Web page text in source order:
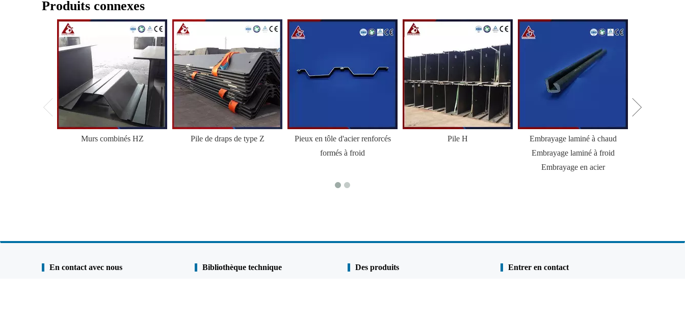
Produits connexes
Murs combinés HZ Pile de draps de type Z
Pieux en tôle d'acier renforcés
formés à froid
Pile H
Embrayage laminé à chaud
Embrayage laminé à froid
Embrayage en acier
En contact avec nous Bibliothèque technique Des produits Entrer en contact